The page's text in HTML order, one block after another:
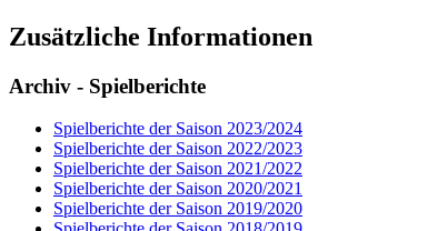
Zusätzliche Informationen
Archiv - Spielberichte
Spielberichte der Saison 2023/2024
Spielberichte der Saison 2022/2023
Spielberichte der Saison 2021/2022
Spielberichte der Saison 2020/2021
Spielberichte der Saison 2019/2020